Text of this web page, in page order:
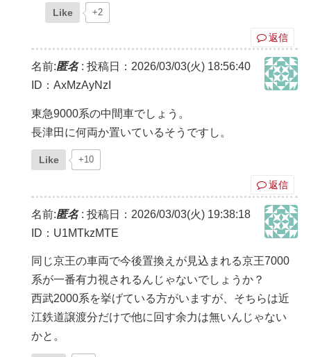
Like +2
返信
名前:匿名: 投稿日：2026/03/03(火) 18:56:40
ID：AxMzAyNzI
東急9000系の中間車でしょう。
長津田に何両か置いているそうですし。
Like +10
返信
名前:匿名: 投稿日：2026/03/03(火) 19:38:18
ID：U1MTkzMTE
同じ京王の車両で今後置換えが見込まれる京王7000
系が一番有力視されるんじゃないでしょうか？
西武2000系を挙げている方がいますが、そちらは近
江鉄道譲渡分だけで他に回す余力は無いんじゃない
かと。